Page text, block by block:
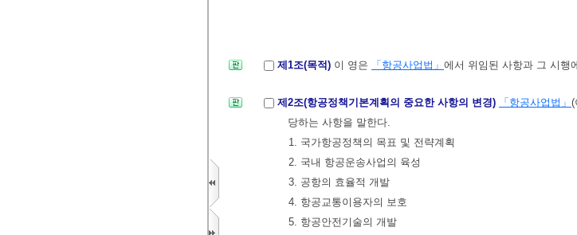
제1조(목적) 이 영은 「항공사업법」 에서 위임된 사항과 그 시행
제2조(항공정책기본계획의 중요한 사항의 변경) 「항공사업법」 (
당하는 사항을 말한다.
1. 국가항공정책의 목표 및 전략계획
2. 국내 항공운송사업의 육성
3. 공항의 효율적 개발
4. 항공교통이용자의 보호
5. 항공안전기술의 개발